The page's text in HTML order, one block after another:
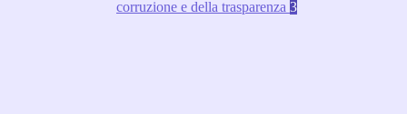
corruzione e della trasparenza 3